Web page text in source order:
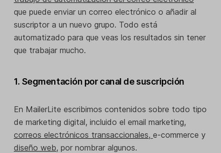
que puede enviar un correo electrónico o añadir al
suscriptor a un nuevo grupo. Todo está
automatizado para que veas los resultados sin tener
que trabajar mucho.
1. Segmentación por canal de suscripción
En MailerLite escribimos contenidos sobre todo tipo
de marketing digital, incluido el email marketing,
correos electrónicos transaccionales, e-commerce y
diseño web, por nombrar algunos.